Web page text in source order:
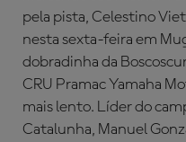
pela pista, Celestino
nesta sexta-feira em
dobradinha da
CRU Pramac Yamaha
mais lento. Líder do
Catalunha, Manuel